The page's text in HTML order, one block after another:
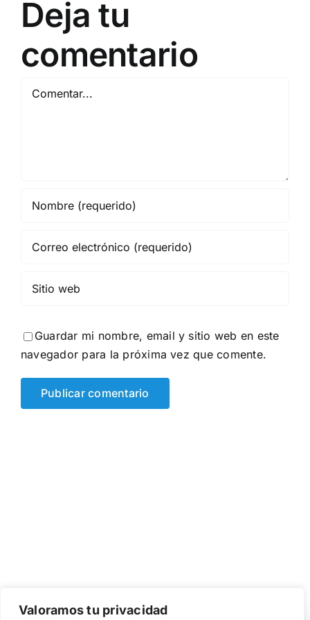
Valoramos tu privacidad
Deja tu
comentario
Guardar mi nombre, email y sitio web en este
navegador para la próxima vez que comente.